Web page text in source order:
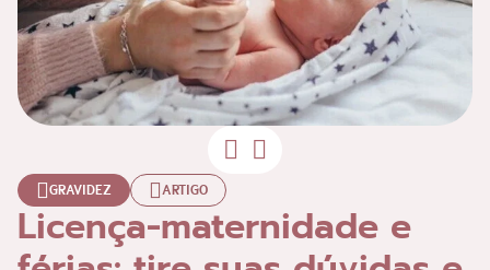
GRAVIDEZ ARTIGO
Licença-maternidade e